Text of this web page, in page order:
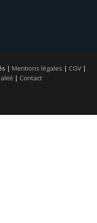
| Mentions légales | CGV|
| Contact